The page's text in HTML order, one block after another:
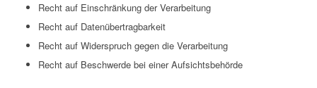
Recht auf Einschränkung der Verarbeitung
Recht auf Datenübertragbarkeit
Recht auf Widerspruch gegen die Verarbeitung
Recht auf Beschwerde bei einer Aufsichtsbehörde